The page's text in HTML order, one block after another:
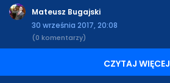
Mateusz Bugajski
30 września 2017, 20:08
(0 komentarzy)
CZYTAJ WIĘCEJ